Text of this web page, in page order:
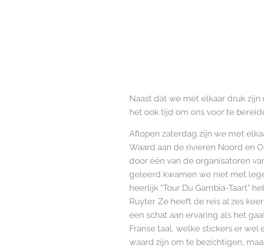
Naast dat we met elkaar druk
het ook tijd om ons voor te
Aflopen zaterdag zijn we met
Waard aan de rivieren Noord en
door één van de organisatoren
geleerd kwamen we niet met
heerlijk "Tour Du Gambia-Taart"
Ruyter. Ze heeft de reis al zes
een schat aan ervaring als het
Franse taal, welke stickers er
waard zijn om te bezichtigen,